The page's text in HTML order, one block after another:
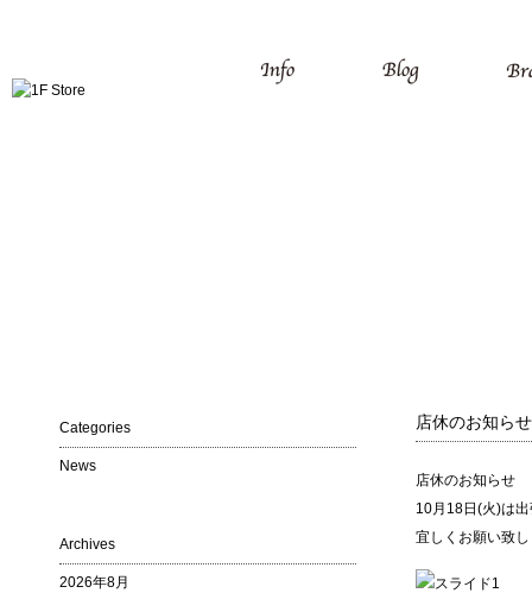
店休のお知らせ
店休のお知らせ
10月18日(火)は
宜しくお願い致
Categories
News
Archives
2026年8月